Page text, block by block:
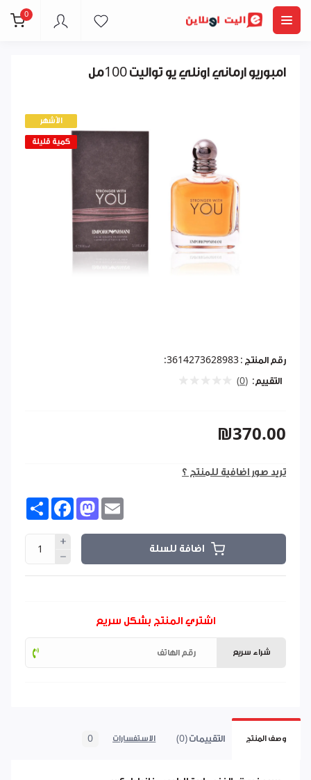
0
امبوريو ارماني اونلي يو تواليت 100مل
الأشهر
كمية قليلة
رقم المنتج : 3614273628983:
التقييم: (0)
₪370.00
تريد صور اضافية للمنتج ؟
Share FacebookMastodon
اضافة للسلة
اشتري المنتج بشكل سريع
شراء سريع
وصف المنتج التقييمات (0) الاستفسارات 0